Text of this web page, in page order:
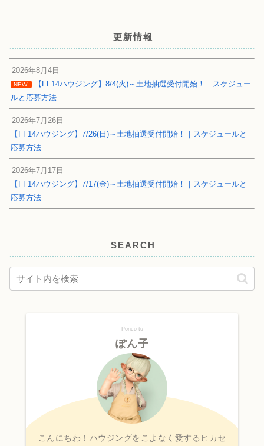
更新情報
2026年8月4日
NEW!
【FF14ハウジング】8/4(火)～土地抽選受付開始！｜スケジュー
ルと応募方法
2026年7月26日
【FF14ハウジング】7/26(日)～土地抽選受付開始！｜スケジュールと
応募方法
2026年7月17日
【FF14ハウジング】7/17(金)～土地抽選受付開始！｜スケジュールと
応募方法
SEARCH
Ponco tu
ぽん子
こんにちわ！ハウジングをこよなく愛するヒカセ